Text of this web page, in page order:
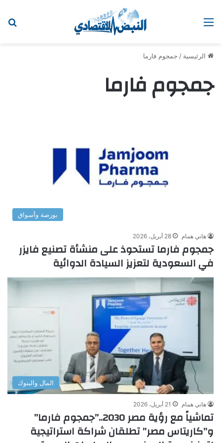
القائمة
الرئيسية / جمجوم فارما
جمجوم فارما
بورصة وأسواق
هاني همام 28 أبريل، 2026
جمجوم فارما تستحوذ على منشأة تصنيع فايزر
في السعودية لتعزيز السيادة الدوائية
المال والبنوك
هاني همام 21 أبريل، 2026
تماشياً مع رؤية مصر 2030..”جمجوم فارما”
و”كاريتاس مصر” تطلقان شراكة استراتيجية